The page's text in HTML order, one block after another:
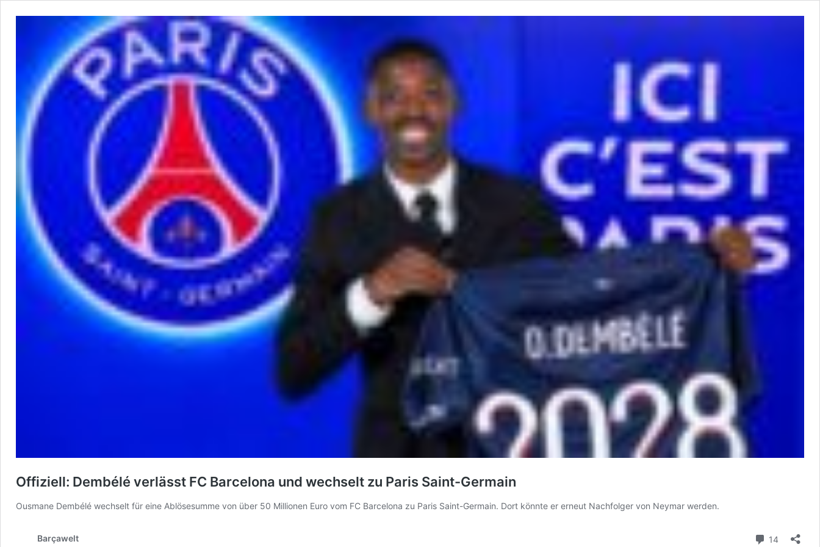
Offiziell: Dembélé verlässt FC Barcelona und wechselt zu Paris Saint-Germain
Ousmane Dembélé wechselt für eine Ablösesumme von über 50 Millionen Euro vom FC Barcelona zu Paris Saint-Germain. Dort könnte er erneut Nachfolger von Neymar werden.
Barçawelt 14